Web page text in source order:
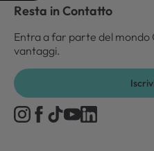
Resta in Contatto
Entra a far parte del mondo
vantaggi.